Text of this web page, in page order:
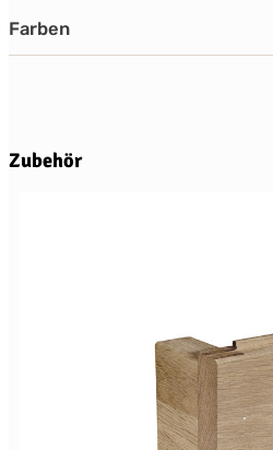
Farben
Produktgalerie überspringen
Zubehör